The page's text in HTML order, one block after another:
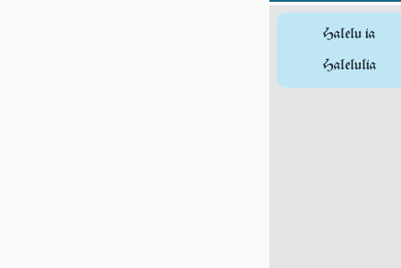
Halelu ia
Halelulia